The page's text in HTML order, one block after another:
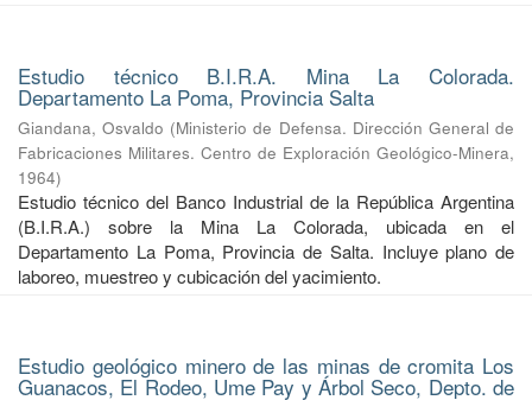
Estudio técnico B.I.R.A. Mina La Colorada.
Departamento La Poma, Provincia Salta
Giandana, Osvaldo (Ministerio de Defensa. Dirección General de
Fabricaciones Militares. Centro de Exploración Geológico-Minera,
1964)
Estudio técnico del Banco Industrial de la República Argentina
(B.I.R.A.) sobre la Mina La Colorada, ubicada en el
Departamento La Poma, Provincia de Salta. Incluye plano de
laboreo, muestreo y cubicación del yacimiento.
Estudio geológico minero de las minas de cromita Los
Guanacos, El Rodeo, Ume Pay y Árbol Seco, Depto. de